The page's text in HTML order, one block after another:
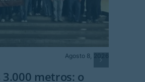
Agosto 8, 2026
metros: o